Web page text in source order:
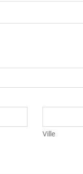
Ville